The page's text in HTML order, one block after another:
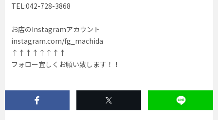
TEL:042-728-3868
お店のInstagramアカウント
instagram.com/fg_machida
↑↑↑↑↑↑↑↑
フォロー宜しくお願い致します！！